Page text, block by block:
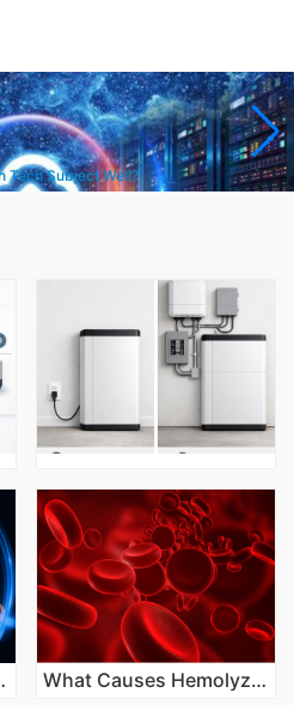
Tech Subject Well?
What Causes Hemolyzed Blood in Laboratory Samples?